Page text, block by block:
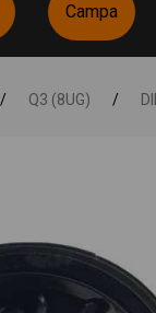
Campa
/ Q3 (8UG) /